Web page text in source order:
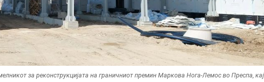
за реконструкцијата на граничниот премин Маркова Нога-Лемос во Преспа, кај